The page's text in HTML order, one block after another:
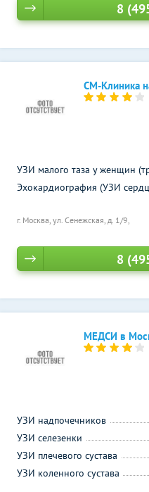
8
СМ-Клиника
г. Москва, ул. Сенежская, д. 1/9,
УЗИ малого таза у женщин
Эхокардиография (УЗИ
8
МЕДСИ в
УЗИ надпочечников
УЗИ селезенки
УЗИ плечевого сустава
УЗИ коленного сустава